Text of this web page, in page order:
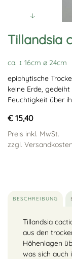
Tillandsia
ca. ↕ 16cm ∅ 24cm
epiphytische
keine Erde,
Feuchtigkeit über
€ 15,40
Preis inkl. MwSt.
zzgl. Versandkosten
BESCHREIBUNG
Tillandsia
aus den
Höhenlagen
was sich auch